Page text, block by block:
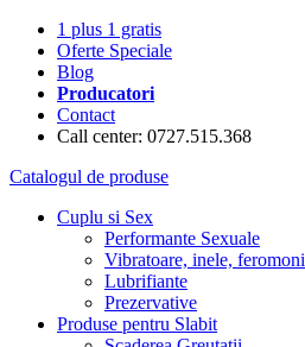
1 plus 1 gratis
Oferte Speciale
Blog
Producatori
Contact
Call center: 0727.515.368
Catalogul de produse
Cuplu si Sex
Performante Sexuale
Vibratoare, inele, feromoni
Lubrifiante
Prezervative
Produse pentru Slabit